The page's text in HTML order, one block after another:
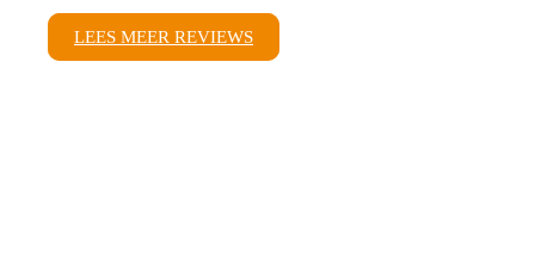
LEES MEER REVIEWS